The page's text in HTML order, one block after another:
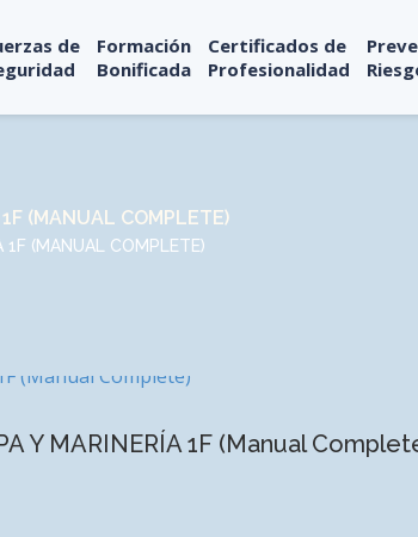
de
Formación
Bonificada
Certificados de
Profesionalidad
(MANUAL COMPLETE)
1F (MANUAL COMPLETE)
Y MARINERÍA 1F (Manual